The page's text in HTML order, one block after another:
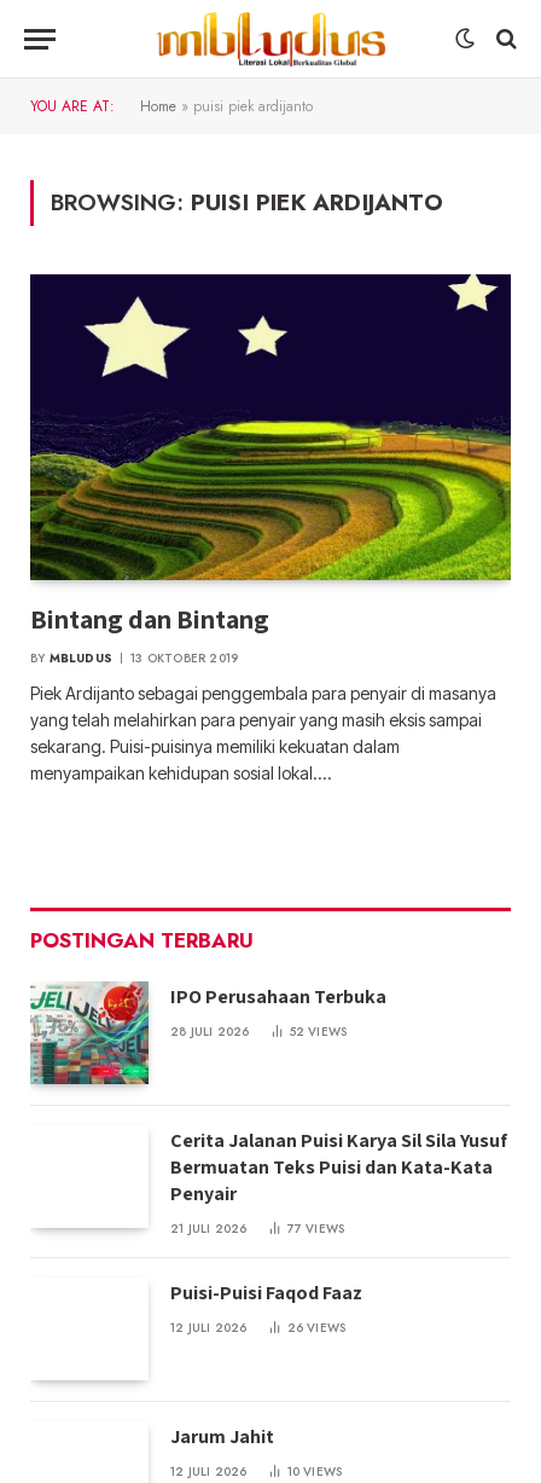
YOU ARE AT: Home » puisi piek ardijanto
BROWSING: PUISI PIEK ARDIJANTO
Bintang dan Bintang
BY MBLUDUS 13 OKTOBER 2019
Piek Ardijanto sebagai penggembala para penyair di masanya
yang telah melahirkan para penyair yang masih eksis sampai
sekarang. Puisi-puisinya memiliki kekuatan dalam
menyampaikan kehidupan sosial lokal.…
POSTINGAN TERBARU
IPO Perusahaan Terbuka
28 JULI 2026 52VIEWS
Cerita Jalanan Puisi Karya Sil Sila Yusuf
Bermuatan Teks Puisi dan Kata-Kata
Penyair
21 JULI 2026 77VIEWS
Puisi-Puisi Faqod Faaz
12 JULI 2026 26VIEWS
Jarum Jahit
12 JULI 2026 10VIEWS